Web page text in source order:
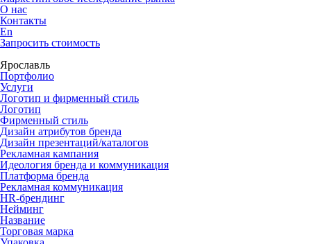
О нас
Контакты
En
Запросить стоимость
Ярославль
Портфолио
Услуги
Логотип и фирменный стиль
Логотип
Фирменный стиль
Дизайн атрибутов бренда
Дизайн презентаций/каталогов
Рекламная кампания
Идеология бренда и коммуникация
Платформа бренда
Рекламная коммуникация
HR-брендинг
Нейминг
Название
Торговая марка